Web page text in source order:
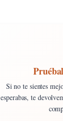
Si no te sientes
esperabas, te